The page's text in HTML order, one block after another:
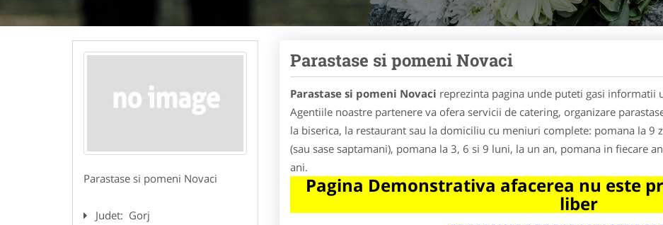
Parastase si pomeni Novaci
Judet: Gorj
Parastase si pomeni Novaci
Parastase si pomeni Novaci reprezinta pagina unde puteti gasi informatii
Agentiile noastre partenere va ofera servicii de catering, organizare
la biserica, la restaurant sau la domiciliu cu meniuri complete: pomana la 9
(sau sase saptamani), pomana la 3, 6 si 9 luni, la un an, pomana in fiecare
ani.
Pagina Demonstrativa afacerea nu este
liber